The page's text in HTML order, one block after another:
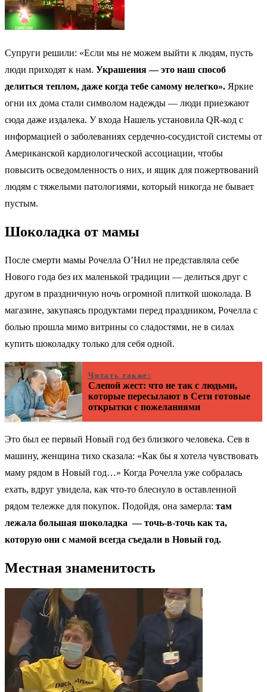
Супруги решили: «Если мы не можем выйти к людям, пусть
люди приходят к нам. Украшения — это наш способ
делиться теплом, даже когда тебе самому нелегко». Яркие
огни их дома стали символом надежды — люди приезжают
сюда даже издалека. У входа Нашель установила QR-код с
информацией о заболеваниях сердечно-сосудистой системы от
Американской кардиологической ассоциации, чтобы
повысить осведомленность о них, и ящик для пожертвований
людям с тяжелыми патологиями, который никогда не бывает
пустым.
Шоколадка от мамы
После смерти мамы Рочелла О’Нил не представляла себе
Нового года без их маленькой традиции — делиться друг с
другом в праздничную ночь огромной плиткой шоколада. В
магазине, закупаясь продуктами перед праздником, Рочелла с
болью прошла мимо витрины со сладостями, не в силах
купить шоколадку только для себя одной.
Читать также:
Слепой жест: что не так с людьми,
которые пересылают в Сети готовые
открытки с пожеланиями
Это был ее первый Новый год без близкого человека. Сев в
машину, женщина тихо сказала: «Как бы я хотела чувствовать
маму рядом в Новый год…» Когда Рочелла уже собралась
ехать, вдруг увидела, как что-то блеснуло в оставленной
рядом тележке для покупок. Подойдя, она замерла: там
лежала большая шоколадка — точь-в-точь как та,
которую они с мамой всегда съедали в Новый год.
Местная знаменитость